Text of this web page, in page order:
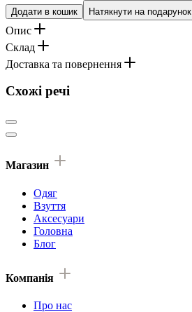
Додати в кошик Натякнути на подарунок
Опис
Склад
Доставка та повернення
Схожі речі
Магазин
Одяг
Взуття
Аксесуари
Головна
Блог
Компанія
Про нас